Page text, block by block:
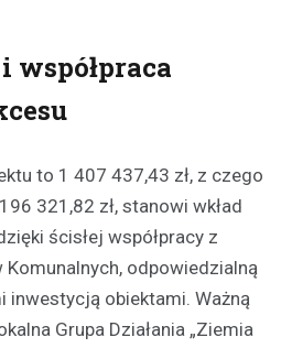
współpraca
to 1 407 437,43 zł, z czego
321,82 zł, stanowi wkład
ścisłej współpracy z
odpowiedzialną
inwestycją obiektami. Ważną
Grupa Działania „Ziemia